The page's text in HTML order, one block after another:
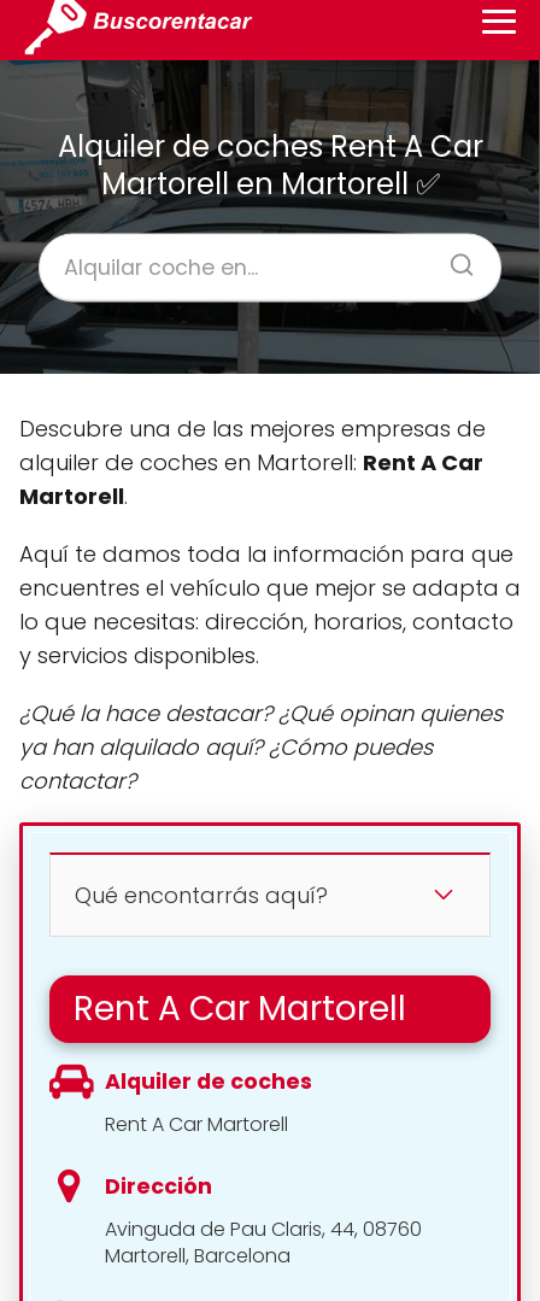
Alquiler de coches Rent A Car
Martorell en Martorell ✅
Descubre una de las mejores empresas de
alquiler de coches en Martorell: Rent A Car
Martorell.
Aquí te damos toda la información para que
encuentres el vehículo que mejor se adapta a
lo que necesitas: dirección, horarios, contacto
y servicios disponibles.
¿Qué la hace destacar? ¿Qué opinan quienes
ya han alquilado aquí? ¿Cómo puedes
contactar?
Qué encontarrás aquí?
Rent A Car Martorell
Alquiler de coches
Rent A Car Martorell
Dirección
Avinguda de Pau Claris, 44, 08760
Martorell, Barcelona